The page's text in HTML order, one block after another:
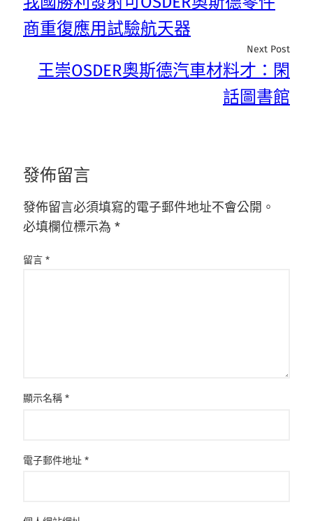
商重復應用試驗航天器
Next Post
王崇OSDER奧斯德汽車材料才：閑
話圖書館
發佈留言
發佈留言必須填寫的電子郵件地址不會公開。
必填欄位標示為 *
留言 *
顯示名稱 *
電子郵件地址 *